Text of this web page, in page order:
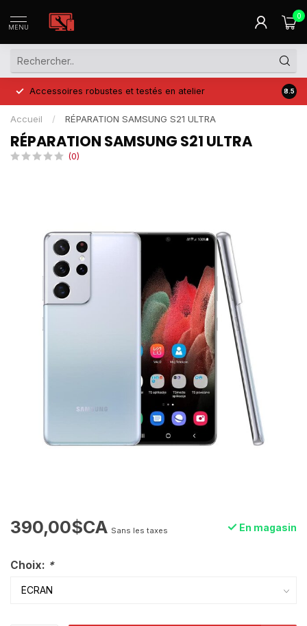
MENU
0
Accessoires robustes et testés en atelier Prix
8.5
Accueil / RÉPARATION SAMSUNG S21 ULTRA
RÉPARATION SAMSUNG S21 ULTRA
(0)
390,00$CA Sans les taxes En magasin
Choix: *